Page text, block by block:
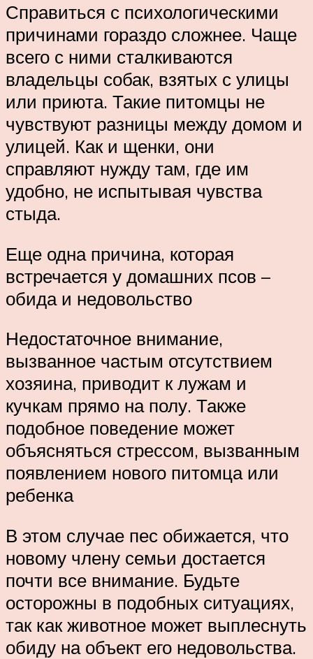
Справиться с психологическими
причинами гораздо сложнее. Чаще
всего с ними сталкиваются
владельцы собак, взятых с улицы
или приюта. Такие питомцы не
чувствуют разницы между домом и
улицей. Как и щенки, они
справляют нужду там, где им
удобно, не испытывая чувства
стыда.
Еще одна причина, которая
встречается у домашних псов –
обида и недовольство
Недостаточное внимание,
вызванное частым отсутствием
хозяина, приводит к лужам и
кучкам прямо на полу. Также
подобное поведение может
объясняться стрессом, вызванным
появлением нового питомца или
ребенка
В этом случае пес обижается, что
новому члену семьи достается
почти все внимание. Будьте
осторожны в подобных ситуациях,
так как животное может выплеснуть
обиду на объект его недовольства.